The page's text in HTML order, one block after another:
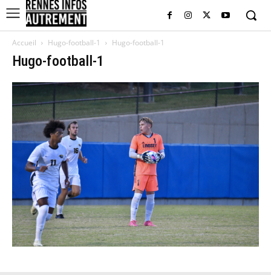
Accueil Hugo-football-1 Hugo-football-1
Hugo-football-1